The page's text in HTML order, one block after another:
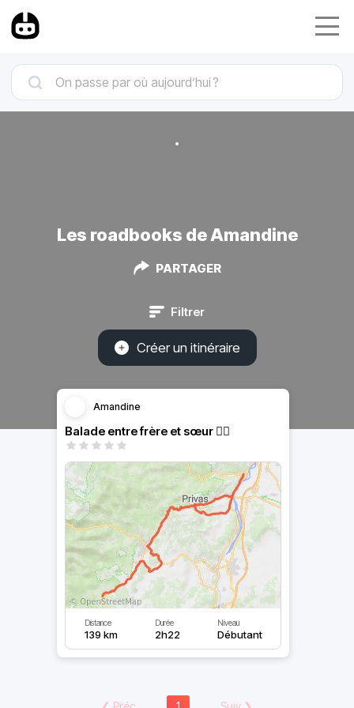
Les roadbooks de Amandine
PARTAGER
Filtrer
Créer un itinéraire
Amandine
Balade entre frère et sœur ✌🏼
Distance
139 km
Durée
2h22
Niveau
Débutant